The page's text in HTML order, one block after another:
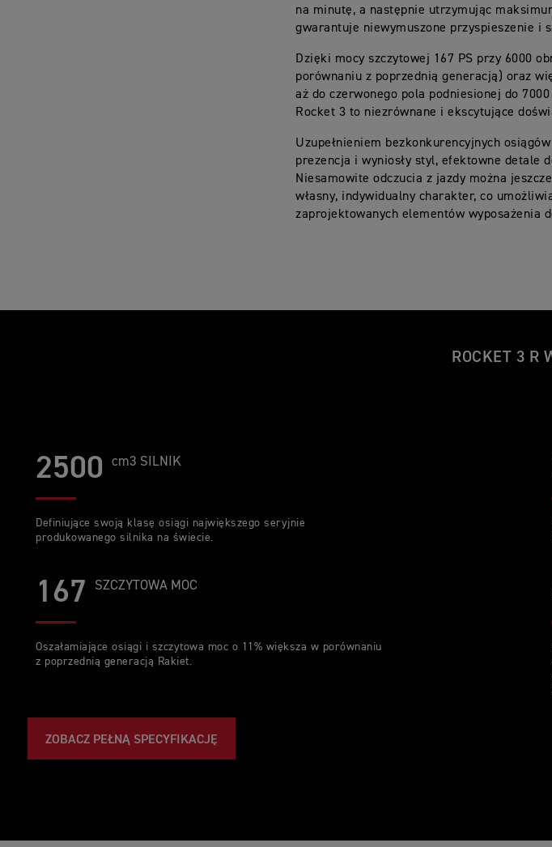
na minutę, a następnie utrzymując
gwarantuje niewymuszone przyspieszenie i
Dzięki mocy szczytowej 167 PS przy 6000
porównaniu z poprzednią generacją) oraz
aż do czerwonego pola podniesionej do
Rocket 3 to niezrównane i ekscytujące
Uzupełnieniem bezkonkurencyjnych
prezencja i wyniosły styl, efektowne detale
Niesamowite odczucia z jazdy można
własny, indywidualny charakter, co
zaprojektowanych elementów wyposażenia
ROCKET 3 R
2500 cm3 SILNIK
Definiujące swoją klasę osiągi największego seryjnie
produkowanego silnika na świecie.
167 SZCZYTOWA MOC
Oszałamiające osiągi i szczytowa moc o 11% większa w porównaniu
z poprzednią generacją Rakiet.
ZOBACZ PEŁNĄ SPECYFIKACJĘ